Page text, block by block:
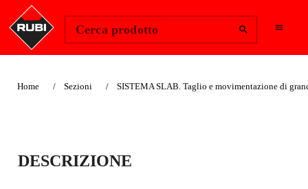
Cerca prodotto
Home Sezioni SISTEMA SLAB. Taglio e movimentazione di
SLIM CUTTER G2
DESCRIZIONE